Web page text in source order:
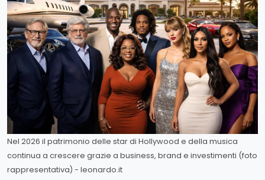
Nel 2026 il patrimonio delle star di Hollywood e della musica
continua a crescere grazie a business, brand e investimenti (foto
rappresentativa) - leonardo.it